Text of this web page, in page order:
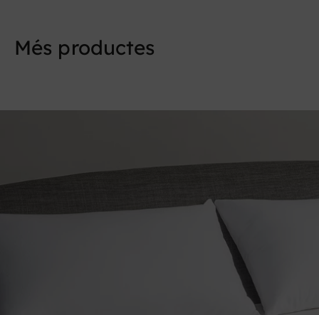
Més productes